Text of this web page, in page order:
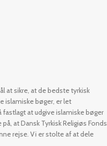
at sikre, at de bedste tyrkisk
islamiske bøger, er let
at udgive islamiske bøger
at Dansk Tyrkisk Religiøs Fonds
rejse. Vi er stolte af at dele